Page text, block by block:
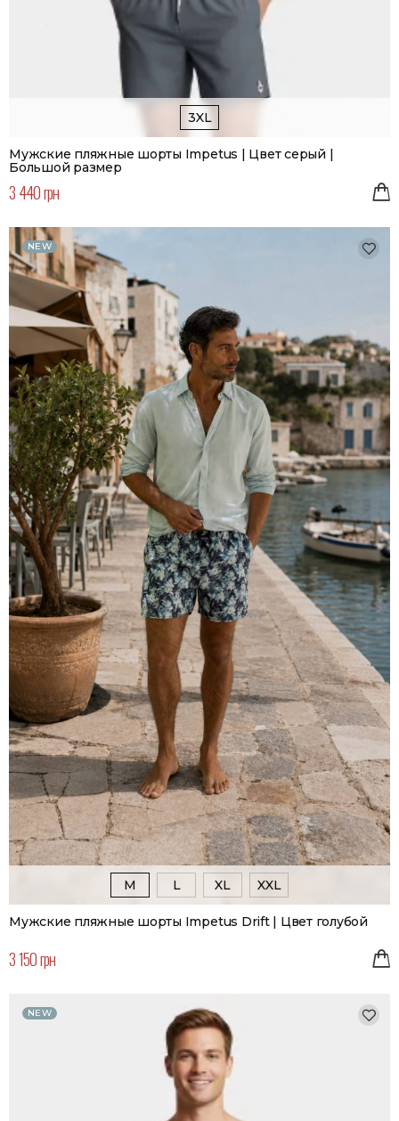
3XL
Мужские пляжные шорты Impetus | Цвет серый |
Большой размер
3 440 грн
NEW
M L XL XXL
Мужские пляжные шорты Impetus Drift | Цвет голубой
3 150 грн
NEW